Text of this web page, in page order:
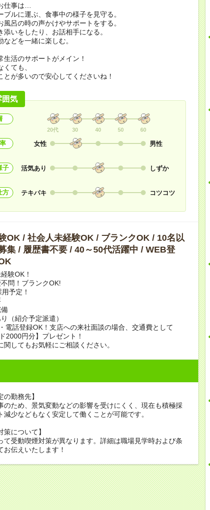
仕事は…
ブルに運ぶ、食事中の様子を見守る。
風呂の時の声かけやサポートをする。
添いをしたり、お話相手になる。
などを一緒に楽しむ。
生活のサポートがメイン！
ても、
とが多いので安心してくださいね！
囲気
20代 30 40 50 60
女性 男性
子 活気あり しずか
方 テキパキ コツコツ
OK / 社会人未経験OK / ブランクOK / 10名以
集 / 履歴書不要 / 40～50代活躍中 / WEB登
験OK！
問！ブランクOK!
予定！
（紹介予定派遣）
電話登録OK！支店への来社面談の場合、交通費として
2000円分】プレゼント！
してもお気軽にご相談ください。
の勤務先】
のため、景気変動などの影響を受けにくく、現在も積極採
減少などもなく安定して働くことが可能です。
策について】
て受動喫煙対策が異なります。詳細は職場見学時および条
お伝えいたします！